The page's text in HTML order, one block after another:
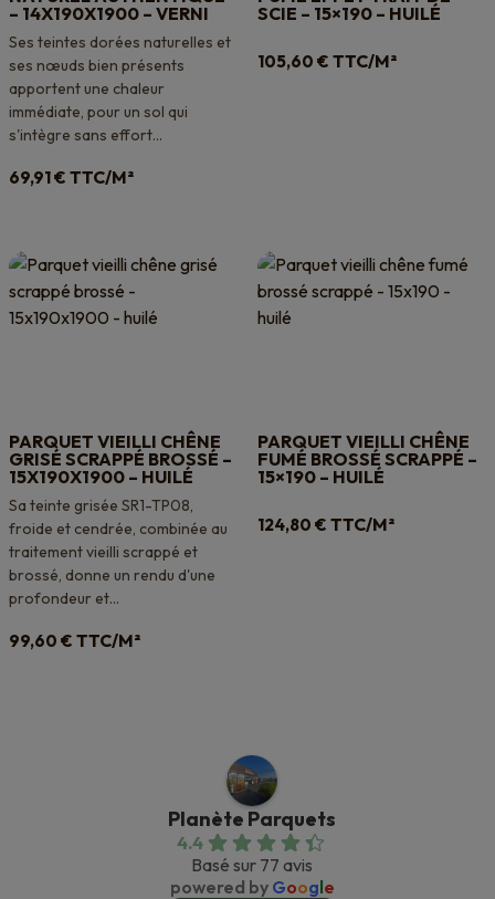
– 14X190X1900 – VERNI
Ses teintes dorées naturelles et
ses nœuds bien présents
apportent une chaleur
immédiate, pour un sol qui
s'intègre sans effort...
69,91€ TTC/M²
SCIE – 15×190 – HUILÉ
105,60 € TTC/M²
PARQUET VIEILLI CHÊNE
GRISÉ SCRAPPÉ BROSSÉ –
15X190X1900 – HUILÉ
Sa teinte grisée SR1-TP08,
froide et cendrée, combinée au
traitement vieilli scrappé et
brossé, donne un rendu d'une
profondeur et...
99,60 € TTC/M²
PARQUET VIEILLI CHÊNE
FUMÉ BROSSÉ SCRAPPÉ –
15×190 – HUILÉ
124,80 € TTC/M²
Planète Parquets
4.4
Basé sur 77 avis
powered by Google